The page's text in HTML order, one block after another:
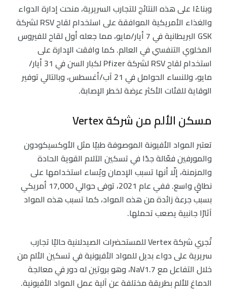
وبناءًا على هذه النتائج للتجارب السريرية، منحت إدارة الدواء
والغذاء الأمريكية الموافقة على استخدام لقاح RSV لشركة
GSK البريطانية في 7 أيار/مايو، مما جعله أول لقاح للفيروس
المخلوي التنفسي في العالم. كما وافقت الإدارة على
استخدام لقاح RSV لشركة Pfizer لكبار السن في 31 أيار/
مايو، وللنساء الحوامل في 21 آب/أغسطس، وبالتالي توفير
الوقاية للفئات الأكثر عرضة لخطر الإصابة.
مسكن الألم من شركة Vertex
تعتبر المواد الأفيونة الموصوفة طبيًا مثل الأوكسيكودون
والمورفين فعّالة جدًا في تسكين الآلام القوية الحادة
والمزمنة، إلّا أنها تسبب الإدمان ويُساء استخدامها على
نطاقٍ واسع. ففي عام 2021، توفى حوالي 17,000 أمريكي
بسبب جرعة زائدة من هذه المواد، كما تسبب هذه المواد
آثارًا جانبية يصعب تحملها.
تُجري شركة Vertex للمستحضرات الصيدلانية حاليًا تجارب
سريرية على دواء بديل للمواد الأفيونية في تسكين الألم من
خلال التفاعل مع NaV1.7، وهو بروتين له دور في معالجة
الدماغ للألم بطريقة مختلفة عن آلية عمل المواد الأفيونية.